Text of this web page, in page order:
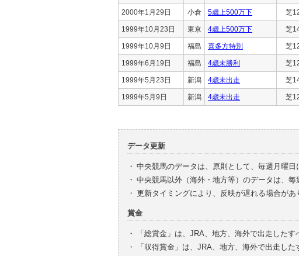
2000年1月29日 小倉 5歳上500万下 芝
1999年10月23日 東京 4歳上500万下 芝
1999年10月9日 福島 喜多方特別 芝
1999年6月19日 福島 4歳未勝利 芝
1999年5月23日 新潟 4歳未出走 芝
1999年5月9日 新潟 4歳未出走 芝
データ更新
・ 中央競馬のデータは、原則として、毎週月曜日
・ 中央競馬以外（海外・地方等）のデータは、毎
・ 更新タイミングにより、反映が遅れる場合があ
賞金
・
「総賞金」は、JRA、地方、海外で出走した
・
「収得賞金」は、JRA、地方、海外で出走し